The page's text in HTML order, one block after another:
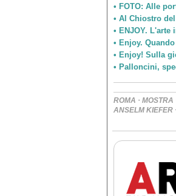
• FOTO: Alle
• Al Chiostro
• ENJOY.
• Enjoy.
• Enjoy! Sulla
• Palloncini,
ROMA · MOSTRA
ANSELM KIEFER ·